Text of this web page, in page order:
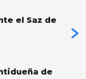
el Saz de
de